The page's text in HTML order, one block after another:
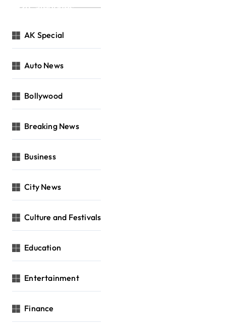
Categories
AK Special
Auto News
Bollywood
Breaking News
Business
City News
Culture and Festivals
Education
Entertainment
Finance